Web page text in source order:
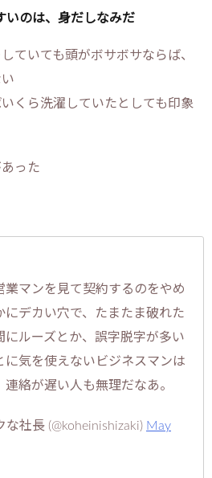
いのは、身だしなみだ
ていても頭がボサボサならば、
くら洗濯していたとしても印象
った
マンを見て契約するのをやめ
にデカい穴で、たまたま破れた
にルーズとか、誤字脱字が多い
に気を使えないビジネスマンは
絡が遅い人も無理だなあ。
社長 (@koheinishizaki) May